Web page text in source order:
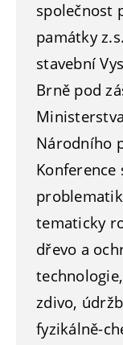
společnost
památky
stavební
Brně pod
Národního
Konference
tematicky
dřevo a
zdivo,
fyzikálně-